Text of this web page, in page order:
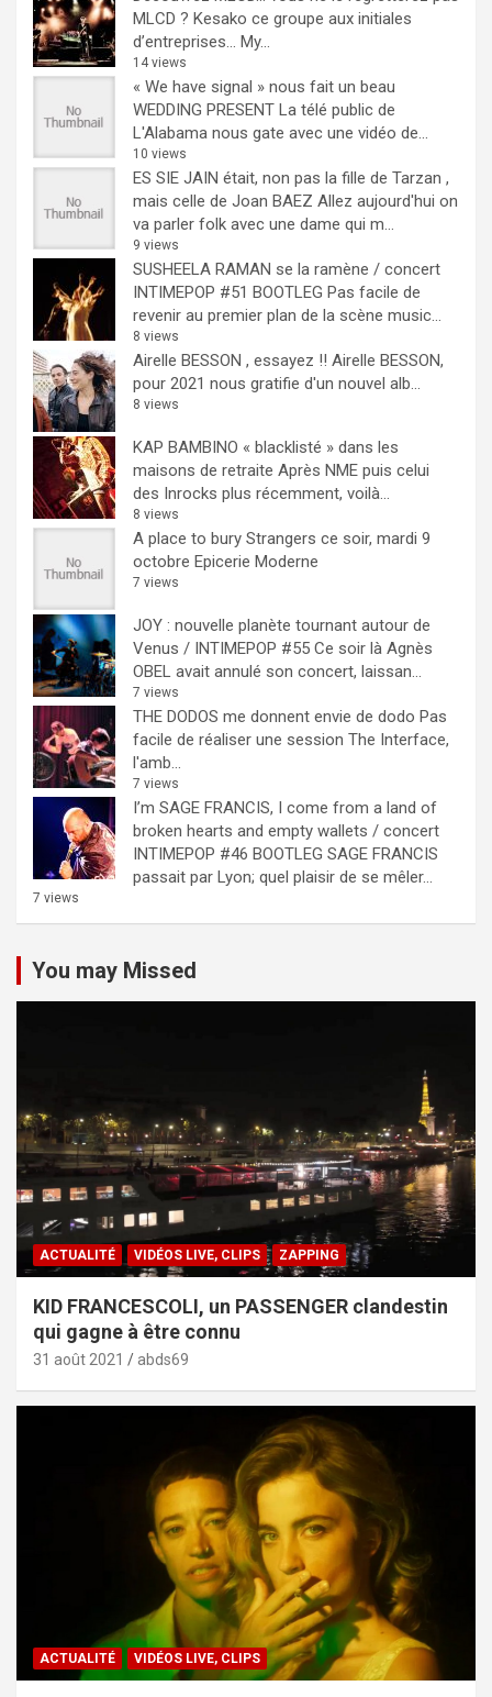
MLCD ? Kesako ce groupe aux initiales
d’entreprises… My...
14 views
« We have signal » nous fait un beau
WEDDING PRESENT La télé public de
L'Alabama nous gate avec une vidéo de...
10 views
ES SIE JAIN était, non pas la fille de Tarzan ,
mais celle de Joan BAEZ Allez aujourd'hui on
va parler folk avec une dame qui m...
9 views
SUSHEELA RAMAN se la ramène / concert
INTIMEPOP #51 BOOTLEG Pas facile de
revenir au premier plan de la scène music...
8 views
Airelle BESSON , essayez !! Airelle BESSON,
pour 2021 nous gratifie d'un nouvel alb...
8 views
KAP BAMBINO « blacklisté » dans les
maisons de retraite Après NME puis celui
des Inrocks plus récemment, voilà...
8 views
A place to bury Strangers ce soir, mardi 9
octobre Epicerie Moderne
7 views
JOY : nouvelle planète tournant autour de
Venus / INTIMEPOP #55 Ce soir là Agnès
OBEL avait annulé son concert, laissan...
7 views
THE DODOS me donnent envie de dodo Pas
facile de réaliser une session The Interface,
l'amb...
7 views
I’m SAGE FRANCIS, I come from a land of
broken hearts and empty wallets / concert
INTIMEPOP #46 BOOTLEG SAGE FRANCIS
passait par Lyon; quel plaisir de se mêler...
7 views
You may Missed
ACTUALITÉ VIDÉOS LIVE, CLIPS ZAPPING
KID FRANCESCOLI, un PASSENGER clandestin
qui gagne à être connu
31 août 2021 abds69
ACTUALITÉ VIDÉOS LIVE, CLIPS